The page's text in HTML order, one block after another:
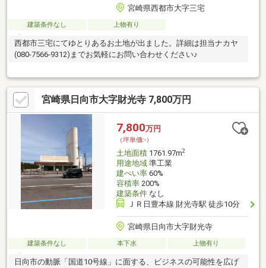
宮崎県西都市大字三宅
建築条件なし 上物有り
西都市三宅にてゆとりあるお土地が出ました。詳細は担当ナカヤ
(080-7566-9312)までお気軽にお問い合わせください♪
宮崎県日向市大字財光寺 7,800万円
7,800万円
（坪単価:-）
土地面積1761.97m2
用途地域準工業
建ぺい率60%
容積率200%
建築条件なし
ＪＲ日豊本線 財光寺駅 徒歩10分
宮崎県日向市大字財光寺
建築条件なし 本下水 上物有り
日向市の動脈「国道10号線」に面する、ビジネスの可能性を広げ